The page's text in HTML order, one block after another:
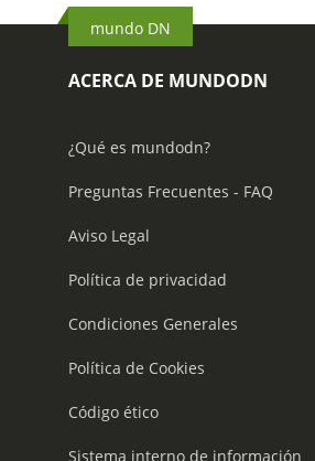
mundo DN
ACERCA DE MUNDODN
¿Qué es mundodn?
Preguntas Frecuentes - FAQ
Aviso Legal
Política de privacidad
Condiciones Generales
Política de Cookies
Código ético
Sistema interno de información